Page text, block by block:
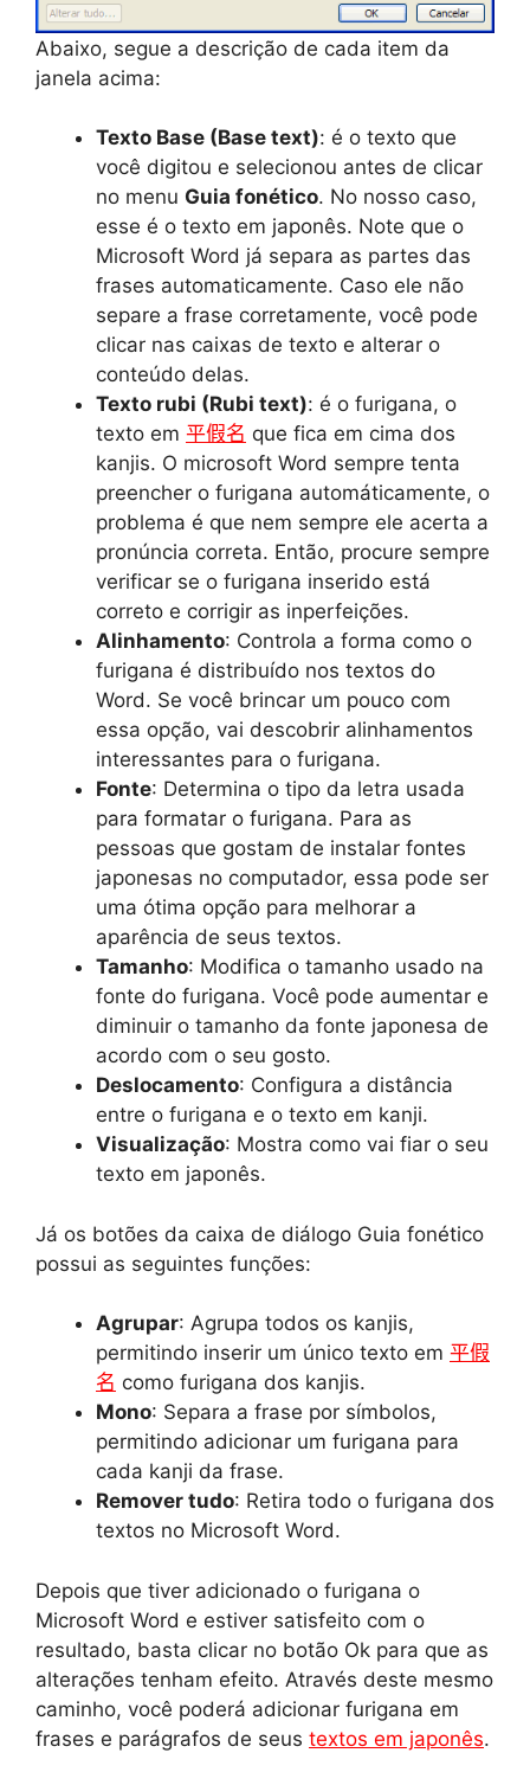
Abaixo, segue a descrição de cada item da
janela acima:
Texto Base (Base text): é o texto que
você digitou e selecionou antes de clicar
no menu Guia fonético. No nosso caso,
esse é o texto em japonês. Note que o
Microsoft Word já separa as partes das
frases automaticamente. Caso ele não
separe a frase corretamente, você pode
clicar nas caixas de texto e alterar o
conteúdo delas.
Texto rubi (Rubi text): é o furigana, o
texto em 平假名 que fica em cima dos
kanjis. O microsoft Word sempre tenta
preencher o furigana automáticamente, o
problema é que nem sempre ele acerta a
pronúncia correta. Então, procure sempre
verificar se o furigana inserido está
correto e corrigir as inperfeições.
Alinhamento: Controla a forma como o
furigana é distribuído nos textos do
Word. Se você brincar um pouco com
essa opção, vai descobrir alinhamentos
interessantes para o furigana.
Fonte: Determina o tipo da letra usada
para formatar o furigana. Para as
pessoas que gostam de instalar fontes
japonesas no computador, essa pode ser
uma ótima opção para melhorar a
aparência de seus textos.
Tamanho: Modifica o tamanho usado na
fonte do furigana. Você pode aumentar e
diminuir o tamanho da fonte japonesa de
acordo com o seu gosto.
Deslocamento: Configura a distância
entre o furigana e o texto em kanji.
Visualização: Mostra como vai fiar o seu
texto em japonês.
Já os botões da caixa de diálogo Guia fonético
possui as seguintes funções:
Agrupar: Agrupa todos os kanjis,
permitindo inserir um único texto em 平假
名 como furigana dos kanjis.
Mono: Separa a frase por símbolos,
permitindo adicionar um furigana para
cada kanji da frase.
Remover tudo: Retira todo o furigana dos
textos no Microsoft Word.
Depois que tiver adicionado o furigana o
Microsoft Word e estiver satisfeito com o
resultado, basta clicar no botão Ok para que as
alterações tenham efeito. Através deste mesmo
caminho, você poderá adicionar furigana em
frases e parágrafos de seus textos em japonês.